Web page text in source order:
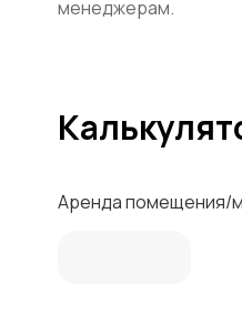
менеджерам.
Аренда помещения/